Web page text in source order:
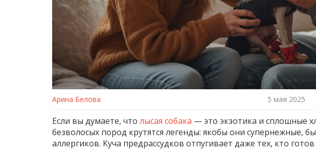
Арина Белова 5 мая 2025
Если вы думаете, что лысая собака — это экзотика и сплошные
безволосых пород крутятся легенды: якобы они супернежные,
аллергиков. Куча предрассудков отпугивает даже тех, кто